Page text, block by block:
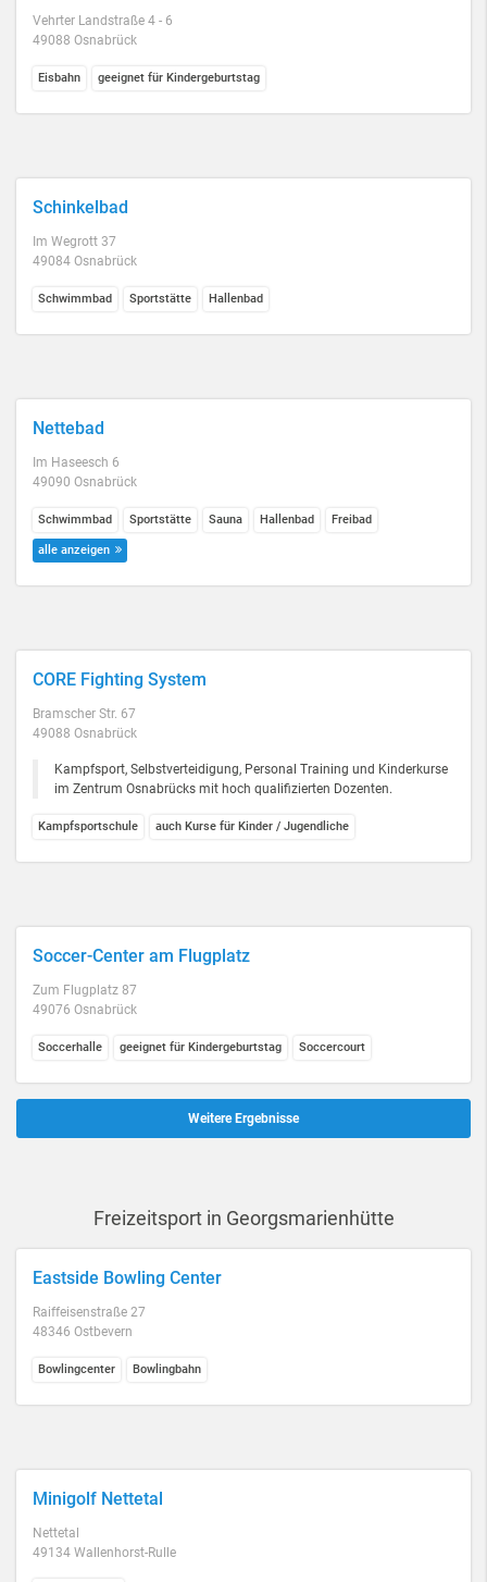
Vehrter Landstraße 4 - 6
49088 Osnabrück
Eisbahn geeignet für Kindergeburtstag
Schinkelbad
Im Wegrott 37
49084 Osnabrück
Schwimmbad Sportstätte Hallenbad
Nettebad
Im Haseesch 6
49090 Osnabrück
Schwimmbad Sportstätte Sauna Hallenbad Freibad
alle anzeigen
CORE Fighting System
Bramscher Str. 67
49088 Osnabrück
Kampfsport, Selbstverteidigung, Personal Training und Kinderkurse
im Zentrum Osnabrücks mit hoch qualifizierten Dozenten.
Kampfsportschule auch Kurse für Kinder / Jugendliche
Soccer-Center am Flugplatz
Zum Flugplatz 87
49076 Osnabrück
Soccerhalle geeignet für Kindergeburtstag Soccercourt
Weitere Ergebnisse
Freizeitsport in Georgsmarienhütte
Eastside Bowling Center
Raiffeisenstraße 27
48346 Ostbevern
Bowlingcenter Bowlingbahn
Minigolf Nettetal
Nettetal
49134 Wallenhorst-Rulle